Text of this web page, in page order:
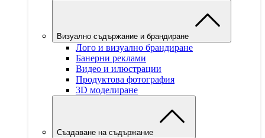
Визуално съдържание и брандиране
Лого и визуално брандиране
Банерни реклами
Видео и илюстрации
Продуктова фотография
3D моделиране
Създаване на съдържание